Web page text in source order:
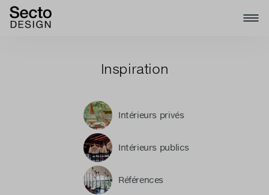
Inspiration
Intérieurs privés
Intérieurs publics
Références